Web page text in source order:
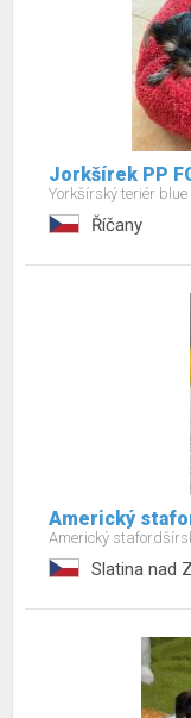
Jorkšírek PP
Yorkšírský teriér
Říčany
Americký
Americký
Slatina nad